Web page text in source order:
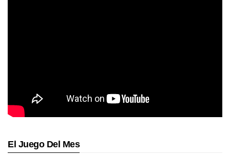
El Juego Del Mes